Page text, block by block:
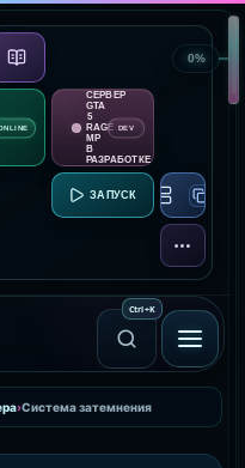
О ПРОЕКТЕ
СЕРВЕР
GTA
5
RAGE
MP
В
РАЗРАБОТКЕ
DEV
RAGE
ЕЩЁ
Ctrl+K
›Система затемнения
0%